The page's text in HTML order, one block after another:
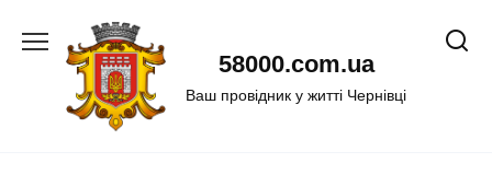
58000.com.ua
Ваш провідник у житті Чернівці